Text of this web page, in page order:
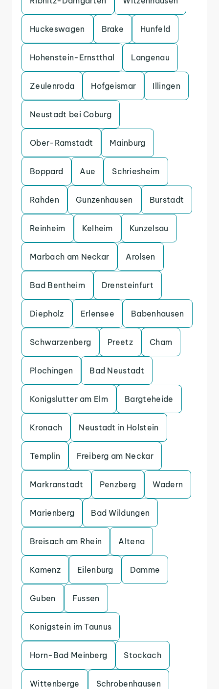
Huckeswagen Brake Hunfeld
Hohenstein-Ernstthal Langenau
Zeulenroda Hofgeismar Illingen
Neustadt bei Coburg
Ober-Ramstadt Mainburg
Boppard Aue Schriesheim
Rahden Gunzenhausen Burstadt
Reinheim Kelheim Kunzelsau
Marbach am Neckar Arolsen
Bad Bentheim Drensteinfurt
Diepholz Erlensee Babenhausen
Schwarzenberg Preetz Cham
Plochingen Bad Neustadt
Konigslutter am Elm Bargteheide
Kronach Neustadt in Holstein
Templin Freiberg am Neckar
Markranstadt Penzberg Wadern
Marienberg Bad Wildungen
Breisach am Rhein Altena
Kamenz Eilenburg Damme
Guben Fussen
Konigstein im Taunus
Horn-Bad Meinberg Stockach
Wittenberge Schrobenhausen